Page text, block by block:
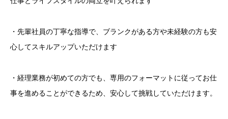
・先輩社員の丁寧な指導で、ブランクがある方や未経験の方も安
心してスキルアップいただけます
・経理業務が初めての方でも、専用のフォーマットに従ってお仕
事を進めることができるため、安心して挑戦していただけます。